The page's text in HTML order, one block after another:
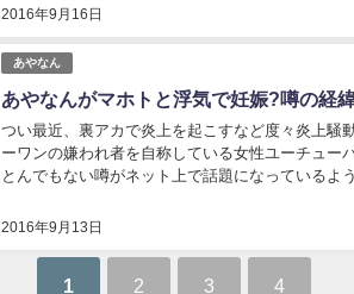
2016年9月16日
や購入方法などのライブ情報について詳しく...
あやなん
あやなんがマホトと浮気で妊娠?噂の経
2016年9月13日
つい最近、裏アカで炎上を起こすなど度々炎上騒
ーワンの嫌われ者を自称している女性ユーチュー
とんでもない噂がネット上で話題になっているよ
1 2 3 4